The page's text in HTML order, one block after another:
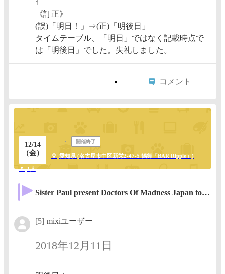
↑
《訂正》
(誤)「明日！」⇒(正)「明後日」
タイムテーブル、「明日」ではなく記載時点で
は「明後日」でした。失礼しました。
コメント
12/14
（金）
開催終了
愛知県 (名古屋市中区新栄2‐47‐5 鶴舞「BAR Ripple」)
1人
Sister Paul present Doctors Of Madness Japan tour in Nagoya
[5] mixiユーザー
2018年12月11日